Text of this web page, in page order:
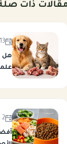
ذات
13 يناير 2026
هل
2 سبتمبر 2025